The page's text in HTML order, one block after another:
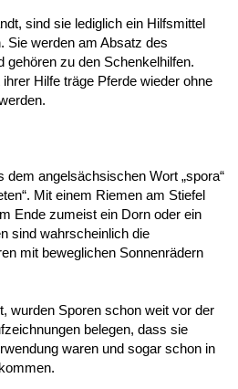
sind sie lediglich ein Hilfsmittel
Sie werden am Absatz des
gehören zu den Schenkelhilfen.
Hilfe träge Pferde wieder ohne
dem angelsächsischen Wort „spora“
Mit einem Riemen am Stiefel
Ende zumeist ein Dorn oder ein
sind wahrscheinlich die
mit beweglichen Sonnenrädern
wurden Sporen schon weit vor der
belegen, dass sie
waren und sogar schon in